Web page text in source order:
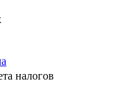
налогов